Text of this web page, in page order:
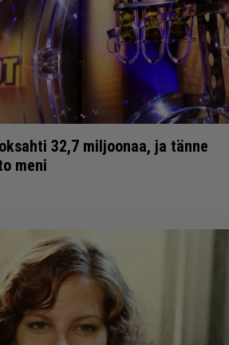
32,7 miljoonaa, ja tänne
meni